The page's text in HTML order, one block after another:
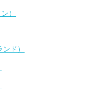
）
ド）